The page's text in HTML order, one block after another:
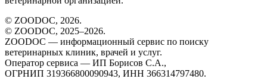
© ZOODOC, 2026.
© ZOODOC, 2025–2026.
ZOODOC — информационный сервис по поиску
ветеринарных клиник, врачей и услуг.
Оператор сервиса — ИП Борисов С.А.,
ОГРНИП 319366800090943, ИНН 366314797480.